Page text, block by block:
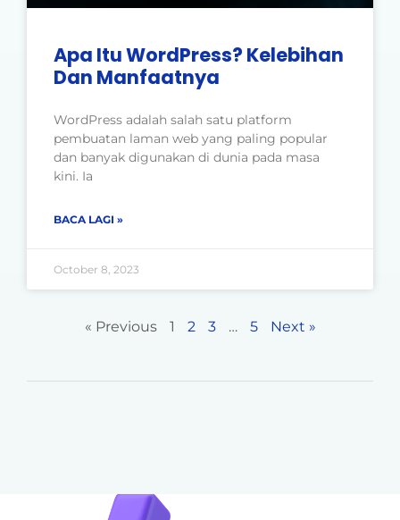
Apa Itu WordPress? Kelebihan
Dan Manfaatnya
WordPress adalah salah satu platform
pembuatan laman web yang paling popular
dan banyak digunakan di dunia pada masa
kini. Ia
BACA LAGI »
October 8, 2023
« Previous 1 2 3 … 5 Next »